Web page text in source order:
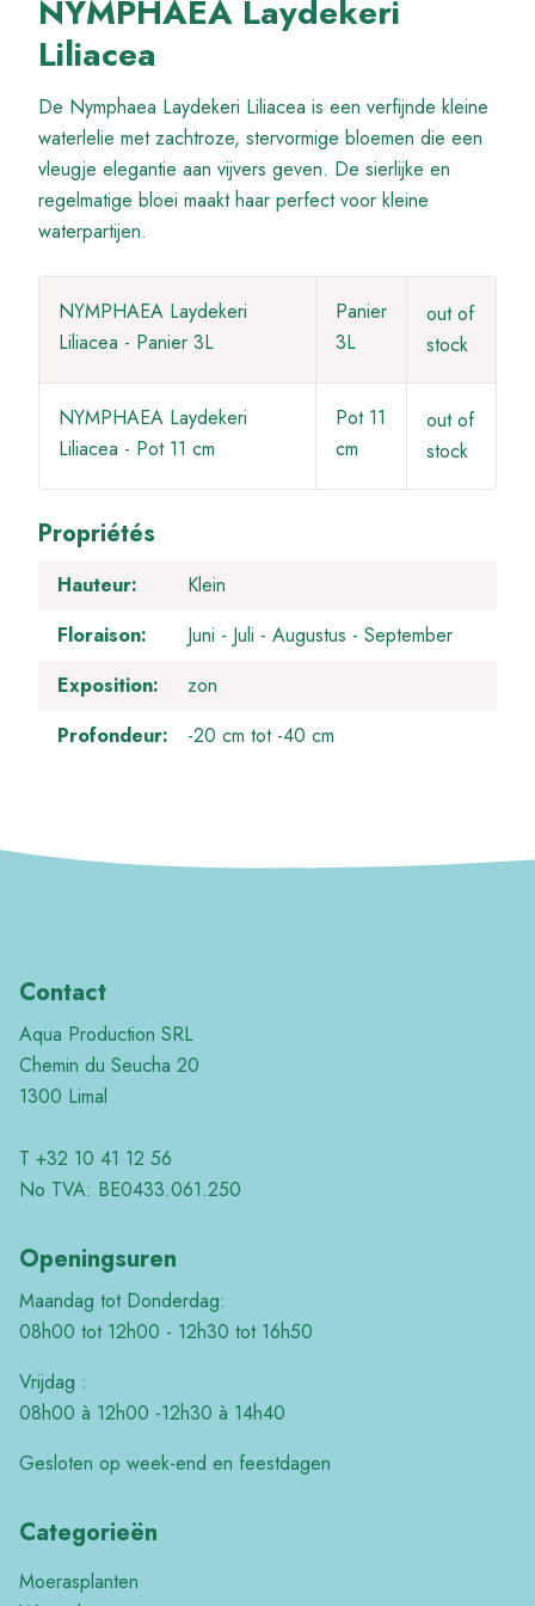
NYMPHAEA Laydekeri
Liliacea
De Nymphaea Laydekeri Liliacea is een verfijnde kleine
waterlelie met zachtroze, stervormige bloemen die een
vleugje elegantie aan vijvers geven. De sierlijke en
regelmatige bloei maakt haar perfect voor kleine
waterpartijen.
NYMPHAEA Laydekeri
Liliacea - Panier 3L
Panier
3L
out of
stock
NYMPHAEA Laydekeri
Liliacea - Pot 11 cm
Pot 11
cm
out of
stock
Propriétés
Hauteur
Klein
Floraison
Juni Juli Augustus
September
Exposition
zon
Profondeur
-20 cm tot -40 cm
Contact
Aqua Production SRL
Chemin du Seucha 20
1300 Limal
T +32 10 41 12 56
No TVA: BE0433.061.250
Openingsuren
Maandag tot Donderdag:
08h00 tot 12h00 - 12h30 tot 16h50
Vrijdag :
08h00 à 12h00 -12h30 à 14h40
Gesloten op week-end en feestdagen
Categorieën
Moerasplanten